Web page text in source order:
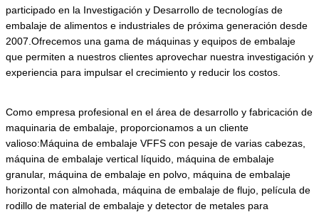
participado en la Investigación y Desarrollo de tecnologías de
embalaje de alimentos e industriales de próxima generación desde
2007.Ofrecemos una gama de máquinas y equipos de embalaje
que permiten a nuestros clientes aprovechar nuestra investigación y
experiencia para impulsar el crecimiento y reducir los costos.
Como empresa profesional en el área de desarrollo y fabricación de
maquinaria de embalaje, proporcionamos a un cliente
valioso:Máquina de embalaje VFFS con pesaje de varias cabezas,
máquina de embalaje vertical líquido, máquina de embalaje
granular, máquina de embalaje en polvo, máquina de embalaje
horizontal con almohada, máquina de embalaje de flujo, película de
rodillo de material de embalaje y detector de metales para